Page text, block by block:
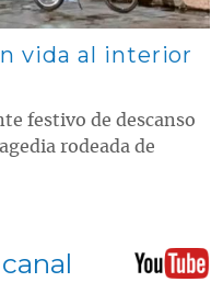
vida al interior
festivo de descanso
rodeada de